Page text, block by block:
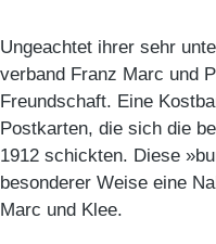
Ungeachtet ihrer sehr
verband Franz Marc und
Freundschaft. Eine
Postkarten, die sich die
1912 schickten. Diese
besonderer Weise eine
Marc und Klee.